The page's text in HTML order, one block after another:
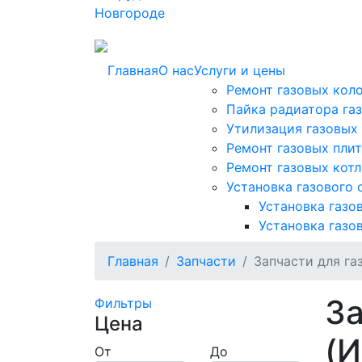
ГлавнаяО насУслуги и цены
Ремонт газовых
Пайка радиатора
Утилизация
Ремонт газовых плит
Ремонт газовых
Установка газового
Установка
Установка
Главная Запчасти Запчасти для
Фильтры
Цена
От До